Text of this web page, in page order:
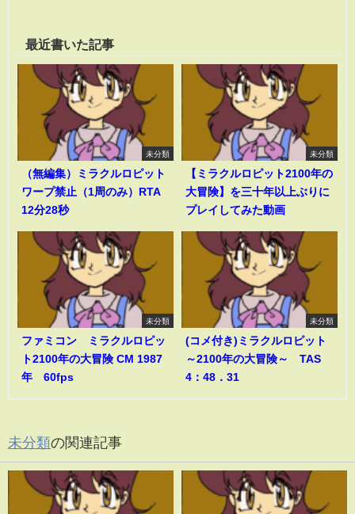
最近書いた記事
未分類
（無編集）ミラクルロピット
ワープ禁止（1周のみ）RTA
12分28秒
未分類
【ミラクルロピット2100年の
大冒険】を三十年以上ぶりに
プレイしてみた動画
未分類
ファミコン ミラクルロピッ
ト2100年の大冒険 CM 1987
年 60fps
未分類
(コメ付き)ミラクルロピット
～2100年の大冒険～ TAS
4：48．31
未分類の関連記事